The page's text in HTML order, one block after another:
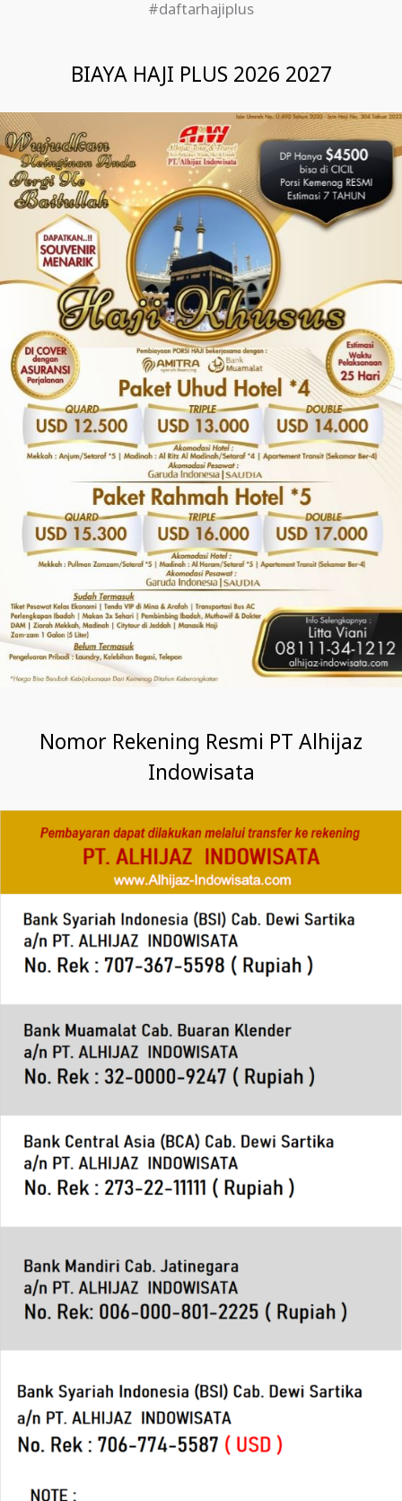
#daftarhajiplus
BIAYA HAJI PLUS 2026 2027
Nomor Rekening Resmi PT Alhijaz
Indowisata